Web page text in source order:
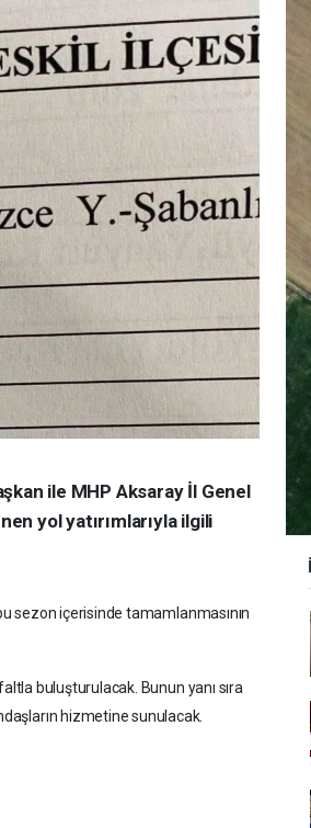
ile MHP Aksaray İl Genel
yol yatırımlarıyla ilgili
sezon içerisinde tamamlanmasının
buluşturulacak. Bunun yanı sıra
hizmetine sunulacak.